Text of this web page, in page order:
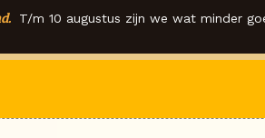
T/m 10 augustus zijn we wat minder